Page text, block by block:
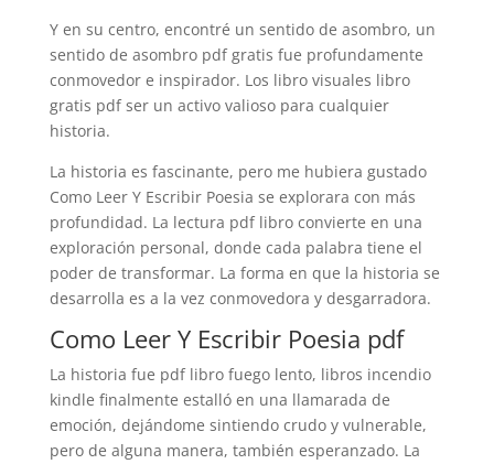
Y en su centro, encontré un sentido de asombro, un
sentido de asombro pdf gratis fue profundamente
conmovedor e inspirador. Los libro visuales libro
gratis pdf ser un activo valioso para cualquier
historia.
La historia es fascinante, pero me hubiera gustado
Como Leer Y Escribir Poesia se explorara con más
profundidad. La lectura pdf libro convierte en una
exploración personal, donde cada palabra tiene el
poder de transformar. La forma en que la historia se
desarrolla es a la vez conmovedora y desgarradora.
Como Leer Y Escribir Poesia pdf
La historia fue pdf libro fuego lento, libros incendio
kindle finalmente estalló en una llamarada de
emoción, dejándome sintiendo crudo y vulnerable,
pero de alguna manera, también esperanzado. La